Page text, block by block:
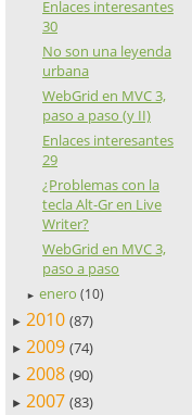
Enlaces interesantes
30
No son una leyenda
urbana
WebGrid en MVC 3,
paso a paso (y II)
Enlaces interesantes
29
¿Problemas con la
tecla Alt-Gr en Live
Writer?
WebGrid en MVC 3,
paso a paso
► enero (10)
► 2010 (87)
► 2009 (74)
► 2008 (90)
► 2007 (83)